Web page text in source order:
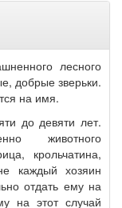
лесного
добрые зверьки.
на имя.
до девяти лет.
животного
крольчатина,
каждый хозяин
отдать ему на
на этот случай